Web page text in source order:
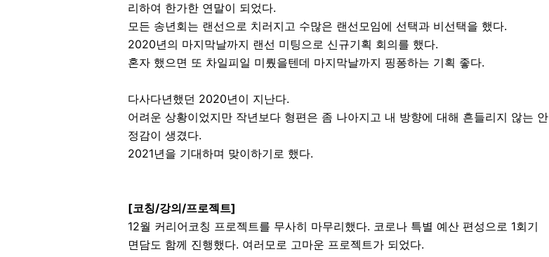
리하여 한가한 연말이 되었다.
모든 송년회는 랜선으로 치러지고 수많은 랜선모임에 선택과 비선택을 했다.
2020년의 마지막날까지 랜선 미팅으로 신규기획 회의를 했다.
혼자 했으면 또 차일피일 미뤘을텐데 마지막날까지 핑퐁하는 기획 좋다.
다사다년했던 2020년이 지난다.
어려운 상황이었지만 작년보다 형편은 좀 나아지고 내 방향에 대해 흔들리지 않는 안
정감이 생겼다.
2021년을 기대하며 맞이하기로 했다.
[코칭/강의/프로젝트]
12월 커리어코칭 프로젝트를 무사히 마무리했다. 코로나 특별 예산 편성으로 1회기
면담도 함께 진행했다. 여러모로 고마운 프로젝트가 되었다.